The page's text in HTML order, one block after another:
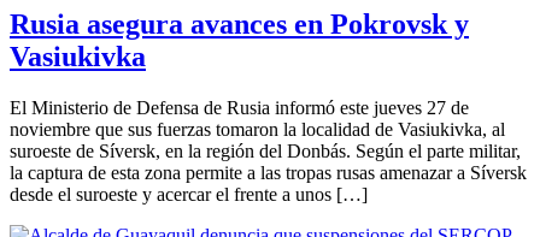
Rusia asegura avances en Pokrovsk y
Vasiukivka
El Ministerio de Defensa de Rusia informó este jueves 27 de
noviembre que sus fuerzas tomaron la localidad de Vasiukivka, al
suroeste de Síversk, en la región del Donbás. Según el parte militar,
la captura de esta zona permite a las tropas rusas amenazar a Síversk
desde el suroeste y acercar el frente a unos […]